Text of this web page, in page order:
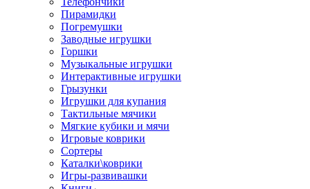
Пирамидки
Погремушки
Заводные игрушки
Горшки
Музыкальные игрушки
Интерактивные игрушки
Грызунки
Игрушки для купания
Тактильные мячики
Мягкие кубики и мячи
Игровые коврики
Сортеры
Каталки\коврики
Игры-развивашки